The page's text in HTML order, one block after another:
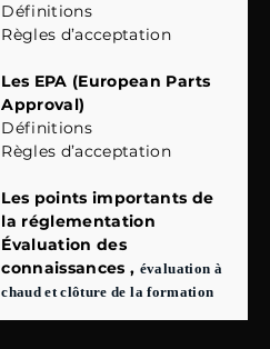
Définitions
Règles d’acceptation
Les EPA (European Parts
Approval)
Définitions
Règles d’acceptation
Les points importants de
la réglementation
Évaluation des
connaissances , évaluation à
chaud et clôture de la formation